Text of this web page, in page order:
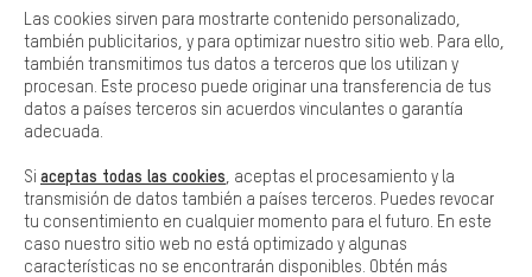
Configuración de las cookies Ajusta el contraste
Todos los precios indicados son en euros e sin MwSt, más
gastos de envío aEstados Unidos.
preguntas de forma rápida y sencilla.
Básica
Las cookies básicas aseguran que puedas usar nuestro sitio web.
Las cookies sirven para mostrarte contenido personalizado,
también publicitarios, y para optimizar nuestro sitio web. Para ello,
también transmitimos tus datos a terceros que los utilizan y
procesan. Este proceso puede originar una transferencia de tus
datos a países terceros sin acuerdos vinculantes o garantía
adecuada.
Si aceptas todas las cookies , aceptas el procesamiento y la
transmisión de datos también a países terceros. Puedes revocar
tu consentimiento en cualquier momento para el futuro. En este
caso nuestro sitio web no está optimizado y algunas
características no se encontrarán disponibles. Obtén más